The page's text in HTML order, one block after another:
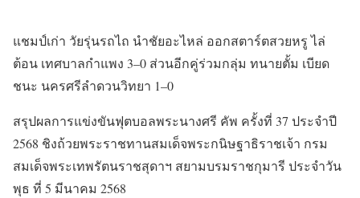
แชมป์เก่า วัยรุ่นรถไถ นำชัยอะไหล่ ออกสตาร์ตสวยหรู ไล่
ต้อน เทศบาลกำแพง 3–0 ส่วนอีกคู่ร่วมกลุ่ม ทนายตั้ม เบียด
ชนะ นครศรีลำดวนวิทยา 1–0
สรุปผลการแข่งขันฟุตบอลพระนางศรี คัพ ครั้งที่ 37 ประจำปี
2568 ชิงถ้วยพระราชทานสมเด็จพระกนิษฐาธิราชเจ้า กรม
สมเด็จพระเทพรัตนราชสุดาฯ สยามบรมราชกุมารี ประจำวัน
พุธ ที่ 5 มีนาคม 2568